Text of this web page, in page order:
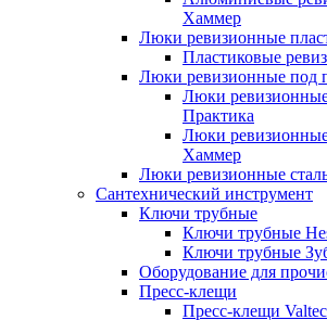
Хаммер
Люки ревизионные
Пластиковые
Люки ревизионные под
Люки
Практика
Люки
Хаммер
Люки ревизионные
Сантехнический инструмент
Ключи трубные
Ключи трубные
Ключи трубные
Оборудование для
Пресс-клещи
Пресс-клещи Valtec